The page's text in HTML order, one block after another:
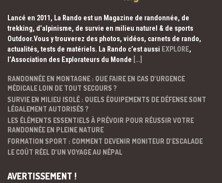
Lancé en 2011, La Rando est un Magazine de randonnée, de
trekking, d’alpinisme, de survie en milieu naturel & de sports
Outdoor.Vous y trouverez des photos, vidéos, carnets de rando,
actualités, tests de matériels. La Rando c’est aussi EXPLORE,
l’Association des Explorateurs du Monde […]
RANDONNÉE EN MONTAGNE : QUE FAIRE EN CAS D’URGENCE
MÉDICALE LOIN DE TOUT SECOURS ?
SURVIE EN MILIEU ISOLÉ : QUELS ÉQUIPEMENTS DE DÉFENSE SONT
LÉGALEMENT AUTORISÉS ?
LES ÉLÉMENTS ESSENTIELS À PRÉVOIR POUR RÉUSSIR VOTRE
RANDONNÉE EN PLEINE NATURE
FORMATION SPORT : COMMENT DEVENIR MONITEUR D’ESCALADE
LE COÛT RÉEL D’UN VOYAGE AU NÉPAL
AVERTISSEMENT !